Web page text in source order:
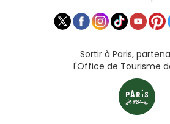
Sortir à Paris,
l'Office de Tourisme